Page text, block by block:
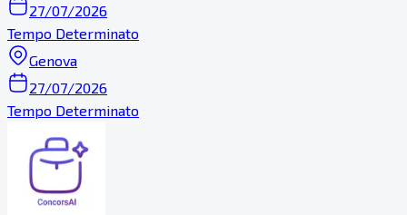
27/07/2026
Tempo Determinato
Genova
27/07/2026
Tempo Determinato